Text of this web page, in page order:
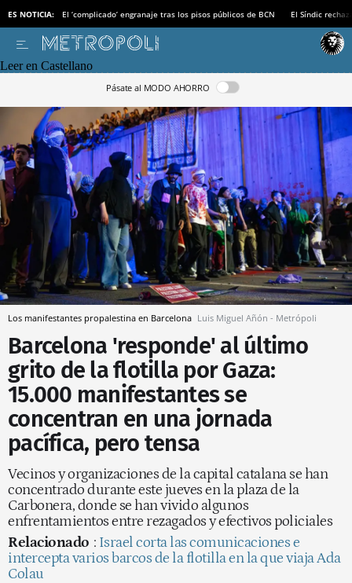
ES NOTICIA: El ‘complicado’ engranaje tras los pisos públicos de BCN El Síndic
Leer en Castellano
Pásate al MODO AHORRO
Los manifestantes propalestina en Barcelona Luis Miguel Añón - Metrópoli
Barcelona 'responde' al último
grito de la flotilla por Gaza:
15.000 manifestantes se
concentran en una jornada
pacífica, pero tensa
Vecinos y organizaciones de la capital catalana se han
concentrado durante este jueves en la plaza de la
Carbonera, donde se han vivido algunos
enfrentamientos entre rezagados y efectivos policiales
Relacionado : Israel corta las comunicaciones e
intercepta varios barcos de la flotilla en la que viaja Ada
Colau